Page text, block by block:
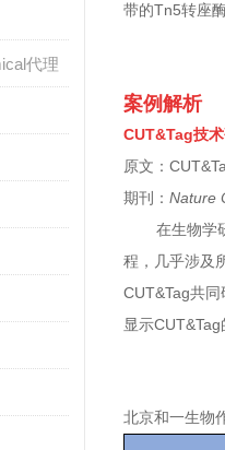
代理
带的Tn5转座
案例解析
CUT&Tag技
原文：
期刊： Nature
在生物学
程，几乎涉及
CUT&Tag共同
显示CUT&Tag
北京和一生物